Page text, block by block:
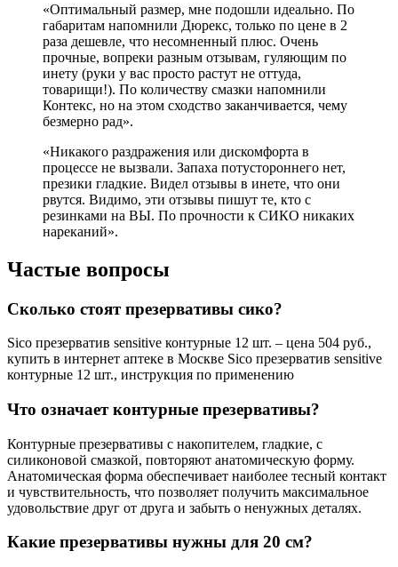
«Оптимальный размер, мне подошли идеально. По
габаритам напомнили Дюрекс, только по цене в 2
раза дешевле, что несомненный плюс. Очень
прочные, вопреки разным отзывам, гуляющим по
инету (руки у вас просто растут не оттуда,
товарищи!). По количеству смазки напомнили
Контекс, но на этом сходство заканчивается, чему
безмерно рад».
«Никакого раздражения или дискомфорта в
процессе не вызвали. Запаха потустороннего нет,
презики гладкие. Видел отзывы в инете, что они
рвутся. Видимо, эти отзывы пишут те, кто с
резинками на ВЫ. По прочности к СИКО никаких
нареканий».
Частые вопросы
Сколько стоят презервативы сико?
Sico презерватив sensitive контурные 12 шт. – цена 504 руб.,
купить в интернет аптеке в Москве Sico презерватив sensitive
контурные 12 шт., инструкция по применению
Что означает контурные презервативы?
Контурные презервативы с накопителем, гладкие, с
силиконовой смазкой, повторяют анатомическую форму.
Анатомическая форма обеспечивает наиболее тесный контакт
и чувствительность, что позволяет получить максимальное
удовольствие друг от друга и забыть о ненужных деталях.
Какие презервативы нужны для 20 см?